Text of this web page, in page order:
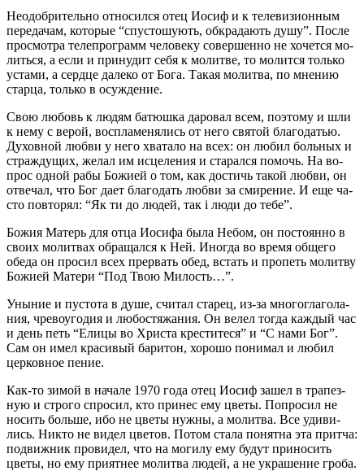
Неодоб­ри­тель­но от­но­сил­ся отец Иосиф и к теле­ви­зи­он­ным
пе­ре­да­чам, ко­то­рые “спу­сто­шу­ють, об­кра­да­ють ду­шу”. По­сле
про­смот­ра те­ле­про­грамм че­ло­ве­ку со­вер­шен­но не хо­чет­ся мо­
лить­ся, а ес­ли и при­ну­дит се­бя к мо­лит­ве, то мо­лит­ся толь­ко
уста­ми, а серд­це да­ле­ко от Бо­га. Та­кая мо­лит­ва, по мне­нию
стар­ца, толь­ко в осуж­де­ние.
Свою лю­бовь к лю­дям ба­тюш­ка да­ро­вал всем, по­это­му и шли
к нему с ве­рой, вос­пла­ме­ня­лись от него свя­той бла­го­да­тью.
Ду­хов­ной люб­ви у него хва­та­ло на всех: он лю­бил боль­ных и
страж­ду­щих, же­лал им ис­це­ле­ния и ста­рал­ся по­мочь. На во­
прос од­ной ра­бы Бо­жи­ей о том, как до­стичь та­кой люб­ви, он
от­ве­чал, что Бог да­ет бла­го­дать люб­ви за сми­ре­ние. И еще ча­
сто по­вто­рял: “Як ти до лю­дей, так і лю­ди до те­бе”.
Бо­жия Ма­терь для от­ца Иоси­фа бы­ла Небом, он по­сто­ян­но в
сво­их мо­лит­вах об­ра­щал­ся к Ней. Ино­гда во вре­мя об­ще­го
обе­да он про­сил всех пре­рвать обед, встать и про­петь мо­лит­ву
Бо­жи­ей Ма­те­ри “Под Твою Ми­лость…”.
Уны­ние и пу­сто­та в ду­ше, счи­тал ста­рец, из-за мно­го­гла­го­ла­
ния, чре­во­уго­дия и лю­бо­с­тя­жа­ния. Он ве­лел то­гда каж­дый час
и день петь “Ели­цы во Хри­ста кре­сти­те­ся” и “С на­ми Бог”.
Сам он имел кра­си­вый ба­ри­тон, хо­ро­шо по­ни­мал и лю­бил
цер­ков­ное пе­ние.
Как-то зи­мой в на­ча­ле 1970 го­да отец Иосиф за­шел в тра­пез­
ную и стро­го спро­сил, кто при­нес ему цве­ты. По­про­сил не
но­сить боль­ше, ибо не цве­ты нуж­ны, а мо­лит­ва. Все уди­ви­
лись. Ни­кто не ви­дел цве­тов. По­том ста­ла по­нят­на эта прит­ча:
по­движ­ник про­ви­дел, что на мо­ги­лу ему бу­дут при­но­сить
цве­ты, но ему при­ят­нее мо­лит­ва лю­дей, а не укра­ше­ние гро­ба.